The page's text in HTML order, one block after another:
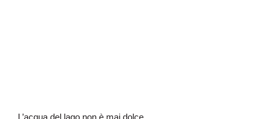
L’acqua del lago non è mai dolce